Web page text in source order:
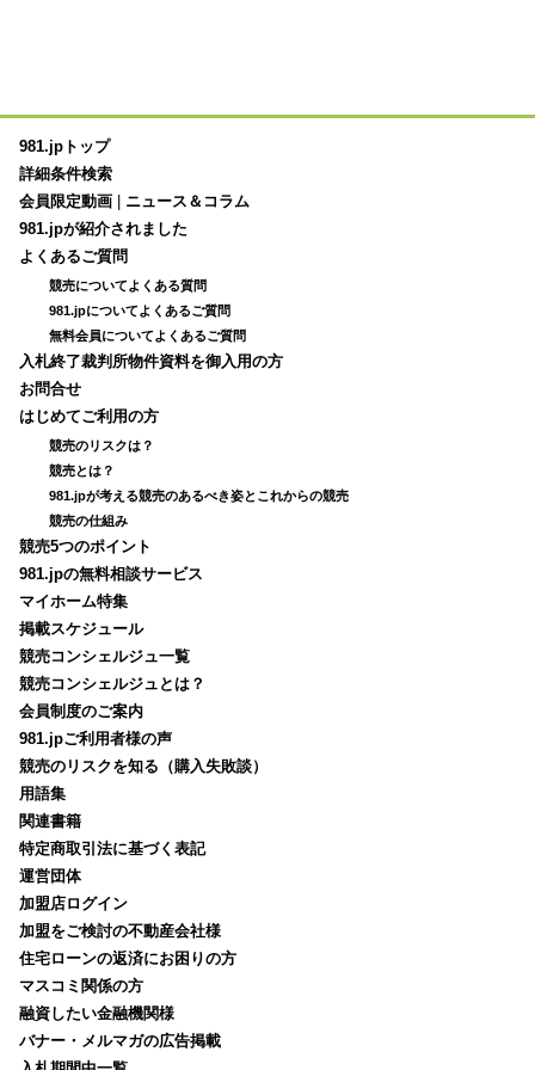
981.jpトップ
詳細条件検索
会員限定動画
ニュース＆コラム
981.jpが紹介されました
よくあるご質問
競売についてよくある質問
981.jpについてよくあるご質問
無料会員についてよくあるご質問
入札終了裁判所物件資料を御入用の方
お問合せ
はじめてご利用の方
競売のリスクは？
競売とは？
981.jpが考える競売のあるべき姿とこれからの競売
競売の仕組み
競売5つのポイント
981.jpの無料相談サービス
マイホーム特集
掲載スケジュール
競売コンシェルジュ一覧
競売コンシェルジュとは？
会員制度のご案内
981.jpご利用者様の声
競売のリスクを知る（購入失敗談）
用語集
関連書籍
特定商取引法に基づく表記
運営団体
加盟店ログイン
加盟をご検討の不動産会社様
住宅ローンの返済にお困りの方
マスコミ関係の方
融資したい金融機関様
バナー・メルマガの広告掲載